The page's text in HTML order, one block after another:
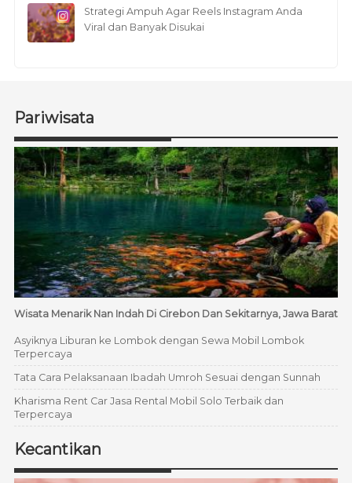
Strategi Ampuh Agar Reels Instagram Anda
Viral dan Banyak Disukai
Pariwisata
Wisata Menarik Nan Indah Di Cirebon Dan Sekitarnya, Jawa Barat
Asyiknya Liburan ke Lombok dengan Sewa Mobil Lombok
Terpercaya
Tata Cara Pelaksanaan Ibadah Umroh Sesuai dengan Sunnah
Kharisma Rent Car Jasa Rental Mobil Solo Terbaik dan
Terpercaya
Kecantikan